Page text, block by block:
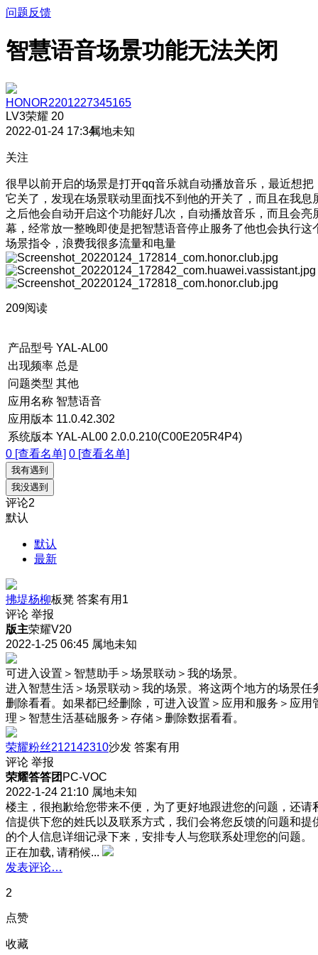
问题反馈
智慧语音场景功能无法关闭
HONOR2201227345165
LV3荣耀 20
2022-01-24 17:34属地未知
关注
很早以前开启的场景是打开qq音乐就自动播放音乐，最近想把
它关了，发现在场景联动里面找不到他的开关了，而且在我息
之后他会自动开启这个功能好几次，自动播放音乐，而且会亮
幕，经常放一整晚即使是把智慧语音停止服务了他也会执行这
场景指令，浪费我很多流量和电量
209阅读
产品型号 YAL-AL00
出现频率 总是
问题类型 其他
应用名称 智慧语音
应用版本 11.0.42.302
系统版本 YAL-AL00 2.0.0.210(C00E205R4P4)
0 [查看名单] 0 [查看名单]
我有遇到
我没遇到
评论2
默认
默认
最新
拂堤杨柳板凳 答案有用 1
评论 举报
版主荣耀V20
2022-1-25 06:45 属地未知
可进入设置＞智慧助手＞场景联动＞我的场景。
进入智慧生活＞场景联动＞我的场景。将这两个地方的场景任
删除看看。如果都已经删除，可进入设置＞应用和服务＞应用
理＞智慧生活基础服务＞存储＞删除数据看看。
荣耀粉丝212142310沙发 答案有用
评论 举报
荣耀答答团 PC-VOC
2022-1-24 21:10 属地未知
楼主，很抱歉给您带来不便，为了更好地跟进您的问题，还请
信提供下您的姓氏以及联系方式，我们会将您反馈的问题和提
的个人信息详细记录下来，安排专人与您联系处理您的问题。
正在加载, 请稍候...
发表评论…
2
点赞
收藏